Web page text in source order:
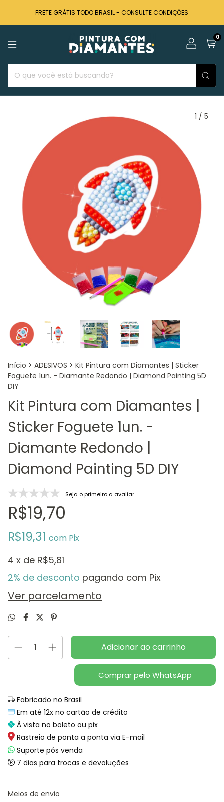
FRETE GRÁTIS TODO BRASIL - CONSULTE CONDIÇÕES
0
1 / 5
Início > ADESIVOS > Kit Pintura com Diamantes | Sticker
Foguete 1un. - Diamante Redondo | Diamond Painting 5D
DIY
Kit Pintura com Diamantes |
Sticker Foguete 1un. -
Diamante Redondo |
Diamond Painting 5D DIY
Seja o primeiro a avaliar
R$19,70
R$19,31 com Pix
4 x de R$5,81
2% de desconto pagando com Pix
Ver parcelamento
Comprar pelo WhatsApp
Fabricado no Brasil
Em até 12x no cartão de crédito
À vista no boleto ou pix
Rastreio de ponta a ponta via E-mail
Suporte pós venda
7 dias para trocas e devoluções
Entregas para o CEP:
Meios de envio